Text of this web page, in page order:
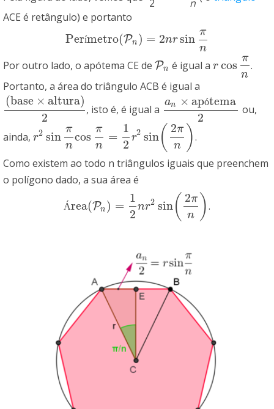
2 n
ACE é retângulo) e portanto
Perímetro(Pn ) = 2nrsin
π
n
Perímetro(Pn)=2nrsinπn
Por outro lado, o apótema CE de Pn
Pn é igual ar cos
π
n
rcosπ n .
Portanto, a área do triângulo ACB é igual a
(base × altura)
2
(base×altura)2 , isto é, é igual a
an × apótema
2
an×apótema2 ou,
ainda, r2 sin
π
n
cos
π
n
=
1
2
r2 sin ( 2π
n
)
r2 sinπ ncosπn=1 2r sin(2πn)
.
Como existem ao todo n triângulos iguais que preenchem
o polígono dado, a sua área é
Área(Pn ) =
1
2
nr2 sin( 2π
n
)
Área(Pn)=1 2n r2sin(2 πn) .